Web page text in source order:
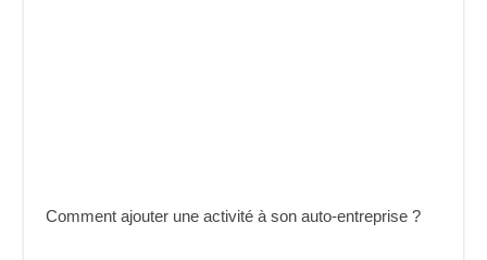
Comment ajouter une activité à son auto-entreprise ?